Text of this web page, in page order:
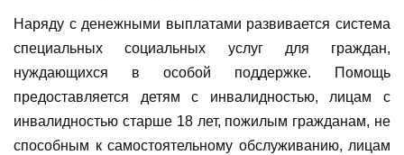
Наряду с денежными выплатами развивается система
специальных социальных услуг для граждан,
нуждающихся в особой поддержке. Помощь
предоставляется детям с инвалидностью, лицам с
инвалидностью старше 18 лет, пожилым гражданам, не
способным к самостоятельному обслуживанию, лицам